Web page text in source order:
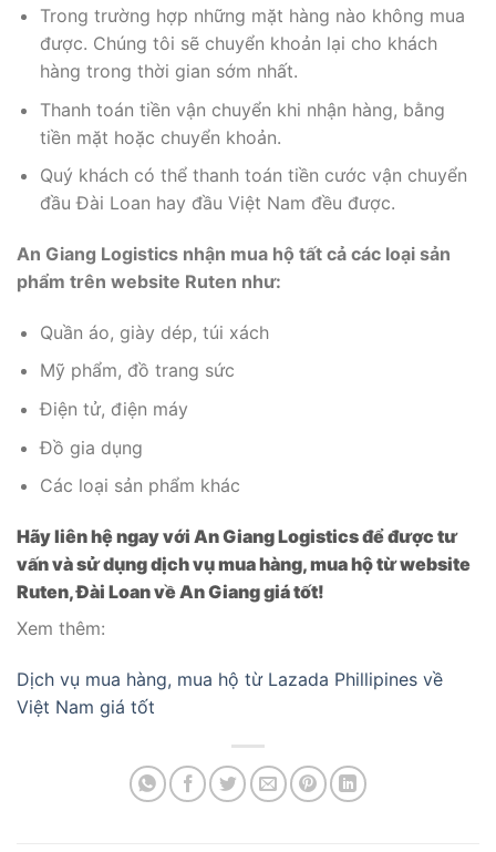
Trong trường hợp những mặt hàng nào không mua
được. Chúng tôi sẽ chuyển khoản lại cho khách
hàng trong thời gian sớm nhất.
Thanh toán tiền vận chuyển khi nhận hàng, bằng
tiền mặt hoặc chuyển khoản.
Quý khách có thể thanh toán tiền cước vận chuyển
đầu Đài Loan hay đầu Việt Nam đều được.
An Giang Logistics nhận mua hộ tất cả các loại sản
phẩm trên website Ruten như:
Quần áo, giày dép, túi xách
Mỹ phẩm, đồ trang sức
Điện tử, điện máy
Đồ gia dụng
Các loại sản phẩm khác
Hãy liên hệ ngay với An Giang Logistics để được tư
vấn và sử dụng dịch vụ mua hàng, mua hộ từ website
Ruten, Đài Loan về An Giang giá tốt!
Xem thêm:
Dịch vụ mua hàng, mua hộ từ Lazada Phillipines về
Việt Nam giá tốt